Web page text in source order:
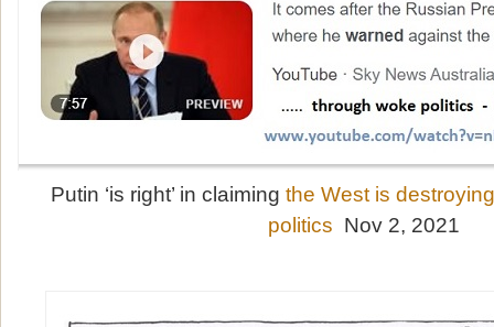
Putin ‘is right’ in claiming the West is
politics Nov 2, 2021